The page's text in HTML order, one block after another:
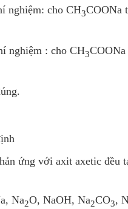
nghiệm: cho CH3COONa
nghiệm : cho CH3
ứng với axit axetic đều
Na2O, NaOH, Na2CO3,